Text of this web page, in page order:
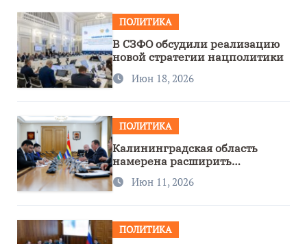
ПОЛИТИКА
В СЗФО обсудили реализацию
новой стратегии нацполитики
Июн 18, 2026
ПОЛИТИКА
Калининградская область
намерена расширить
сотрудничество с Узбекистаном
Июн 11, 2026
ПОЛИТИКА